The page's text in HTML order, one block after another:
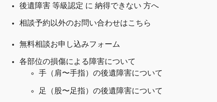
後遺障害 等級認定 に 納得できない 方へ
相談予約以外のお問い合わせはこちら
無料相談お申し込みフォーム
各部位の損傷による障害について
手（肩〜手指）の後遺障害について
足（股〜足指）の後遺障害について